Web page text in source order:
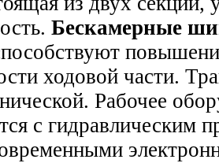
Бескамерные
ходовой части.
Рабочее
с гидравлическим